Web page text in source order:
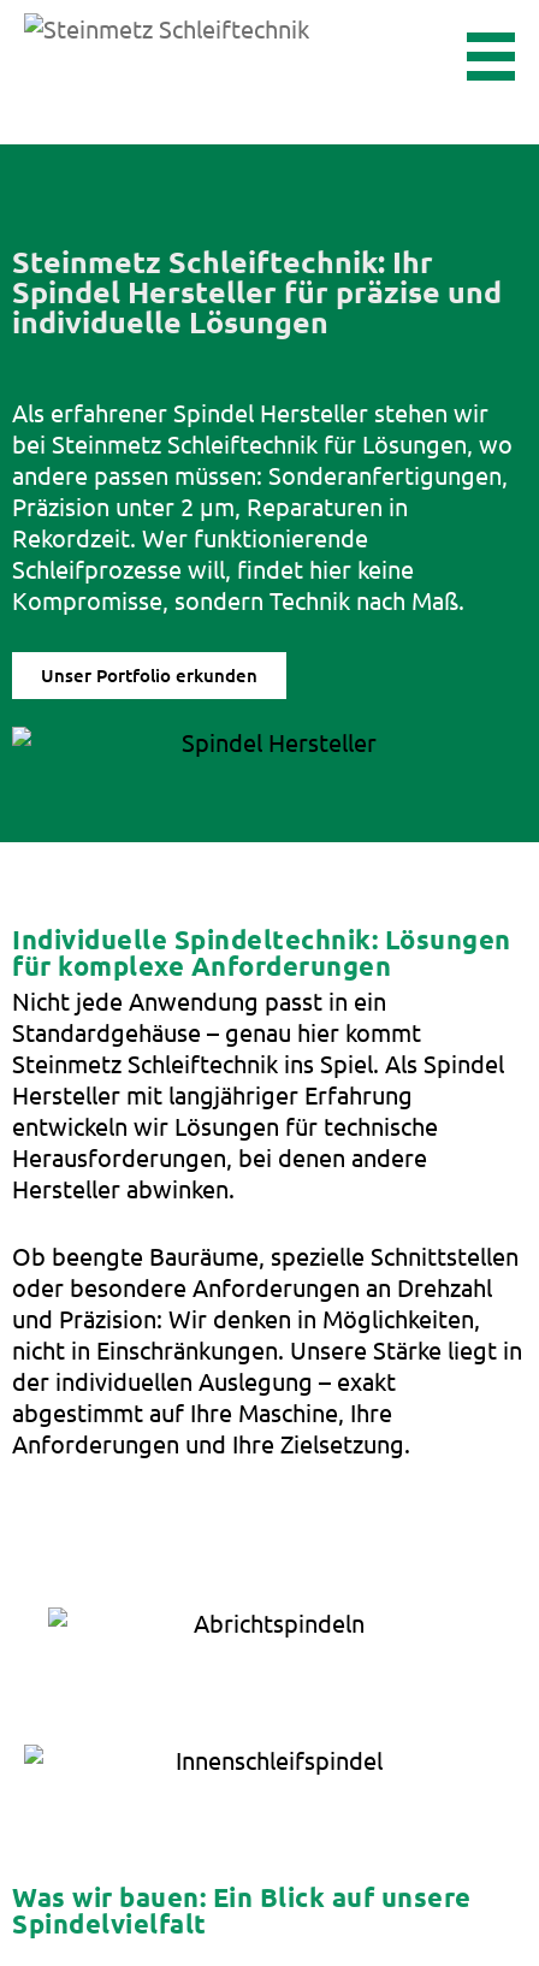
Steinmetz Schleiftechnik: Ihr
Spindel Hersteller für präzise und
individuelle Lösungen
Als erfahrener Spindel Hersteller stehen wir
bei Steinmetz Schleiftechnik für Lösungen, wo
andere passen müssen: Sonderanfertigungen,
Präzision unter 2 µm, Reparaturen in
Rekordzeit. Wer funktionierende
Schleifprozesse will, findet hier keine
Kompromisse, sondern Technik nach Maß.
Unser Portfolio erkunden
Individuelle Spindeltechnik: Lösungen
für komplexe Anforderungen
Nicht jede Anwendung passt in ein
Standardgehäuse – genau hier kommt
Steinmetz Schleiftechnik ins Spiel. Als Spindel
Hersteller mit langjähriger Erfahrung
entwickeln wir Lösungen für technische
Herausforderungen, bei denen andere
Hersteller abwinken.
Ob beengte Bauräume, spezielle Schnittstellen
oder besondere Anforderungen an Drehzahl
und Präzision: Wir denken in Möglichkeiten,
nicht in Einschränkungen. Unsere Stärke liegt in
der individuellen Auslegung – exakt
abgestimmt auf Ihre Maschine, Ihre
Anforderungen und Ihre Zielsetzung.
Was wir bauen: Ein Blick auf unsere
Spindelvielfalt